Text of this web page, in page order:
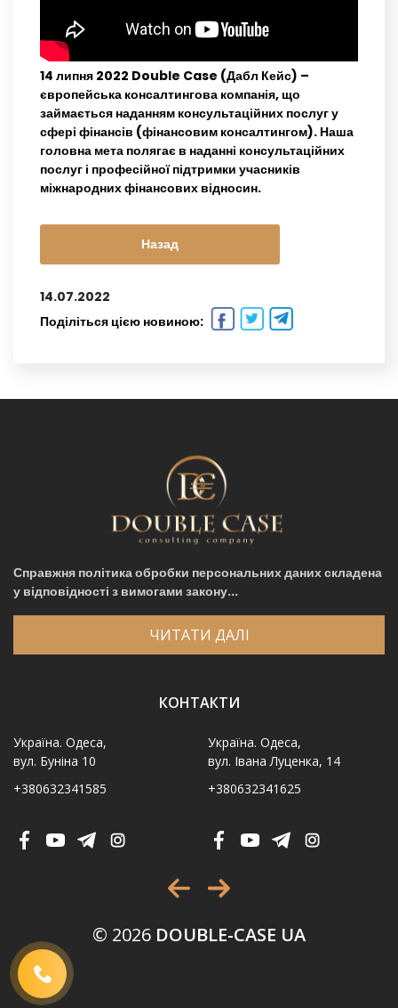
14 липня 2022 Double Case (Дабл Кейс) –
європейська консалтингова компанія, що
займається наданням консультаційних послуг у
сфері фінансів (фінансовим консалтингом). Наша
головна мета полягає в наданні консультаційних
послуг і професійної підтримки учасників
міжнародних фінансових відносин.
Назад
14.07.2022
Поділіться цією новиною:
Справжня політика обробки персональних даних складена
у відповідності з вимогами закону...
ЧИТАТИ ДАЛІ
КОНТАКТИ
Україна. Одеса,
вул. Буніна 10
+380632341585
Україна. Одеса,
вул. Івана Луценка, 14
+380632341625
© 2026 DOUBLE-CASE UA
Код, зображений на картинці